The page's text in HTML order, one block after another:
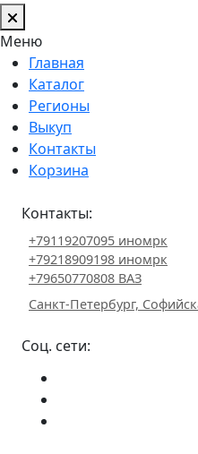
Меню
Главная
Каталог
Регионы
Выкуп
Контакты
Корзина
Контакты:
+79119207095 иномрк
+79218909198 иномрк
+79650770808 ВАЗ
Санкт-Петербург,
Соц. сети: